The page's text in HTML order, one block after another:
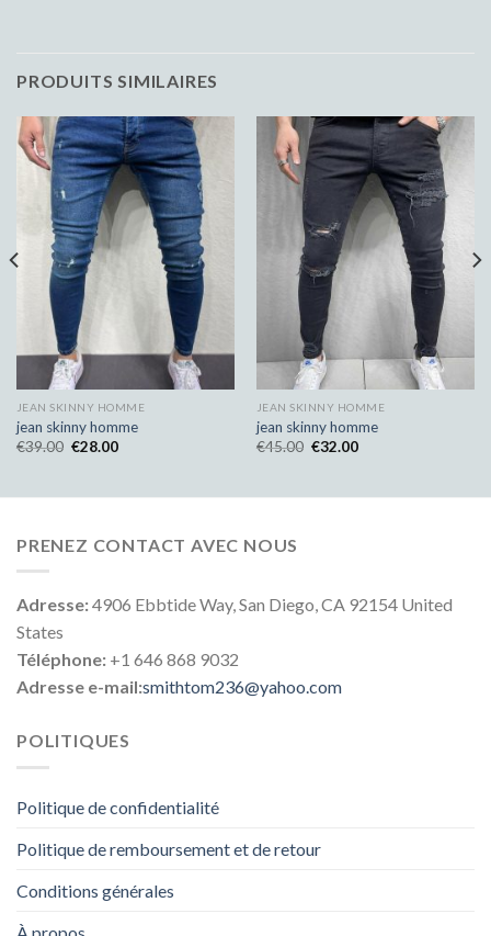
PRODUITS SIMILAIRES
JEAN SKINNY HOMME
jean skinny homme
€39.00 €28.00
JEAN SKINNY HOMME
jean skinny homme
€45.00 €32.00
PRENEZ CONTACT AVEC NOUS
Adresse:4906 Ebbtide Way, San Diego, CA 92154 United
States
Téléphone: +1 646 868 9032
Adresse e-mail:smithtom236@yahoo.com
POLITIQUES
Politique de confidentialité
Politique de remboursement et de retour
Conditions générales